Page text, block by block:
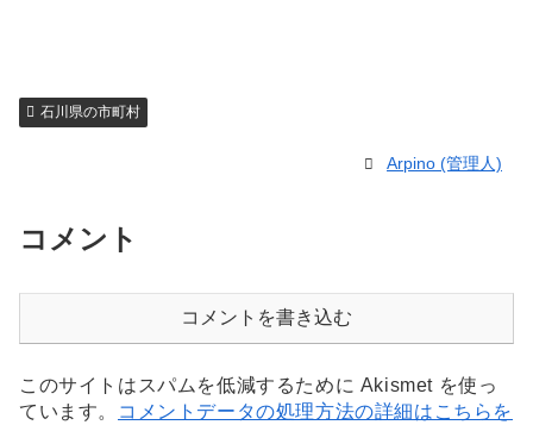
石川県の市町村
Arpino (管理人)
コメント
コメントを書き込む
このサイトはスパムを低減するために Akismet を使っ
ています。
コメントデータの処理方法の詳細はこちらを